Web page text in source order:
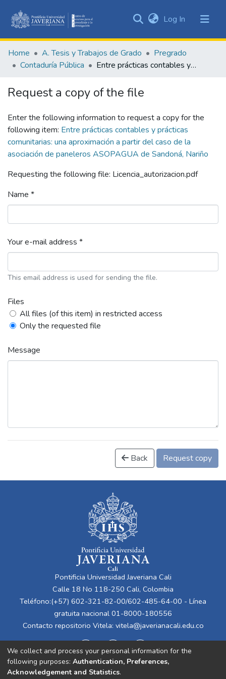
&
Collections
Log In (current)
Home A. Tesis y Trabajos de Grado
Pregrado
Contaduría Pública
Entre prácticas contables y prácticas comunitarias: una aproximación a partir del caso de la asociación de paneleros ASOPAGUA de Sandoná, Nariño
Request a copy of the file
Enter the following information to request a copy for the
following item: Entre prácticas contables y prácticas
comunitarias: una aproximación a partir del caso de la
asociación de paneleros ASOPAGUA de Sandoná, Nariño
Requesting the following file: Licencia_autorizacion.pdf
Name *
Your e-mail address *
This email address is used for sending the file.
Files
All files (of this item) in restricted access
Only the requested file
Message
Back Request copy
Pontificia Universidad Javeriana Cali
Calle 18 No 118-250 Cali, Colombia
Teléfono:(+57) 602-321-82-00/602-485-64-00 - Línea
gratuita nacional 01-8000-180556
Contacto repositorio Vitela: vitela@javerianacali.edu.co
We collect and process your personal information for the
following purposes: Authentication, Preferences,
Acknowledgement and Statistics.